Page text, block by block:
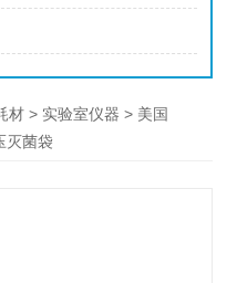
材 > 实验室仪器 > 美国
灭菌袋